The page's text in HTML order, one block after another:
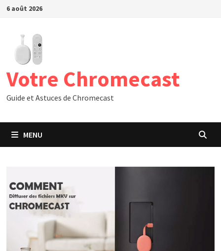
Passer
contenu
6 août 2026
Votre Chromecast
Guide et Astuces de Chromecast
MENU